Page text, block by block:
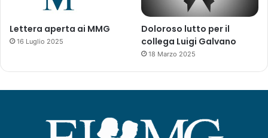
Lettera aperta ai MMG
16 Luglio 2025
Doloroso lutto per il
collega Luigi Galvano
18 Marzo 2025